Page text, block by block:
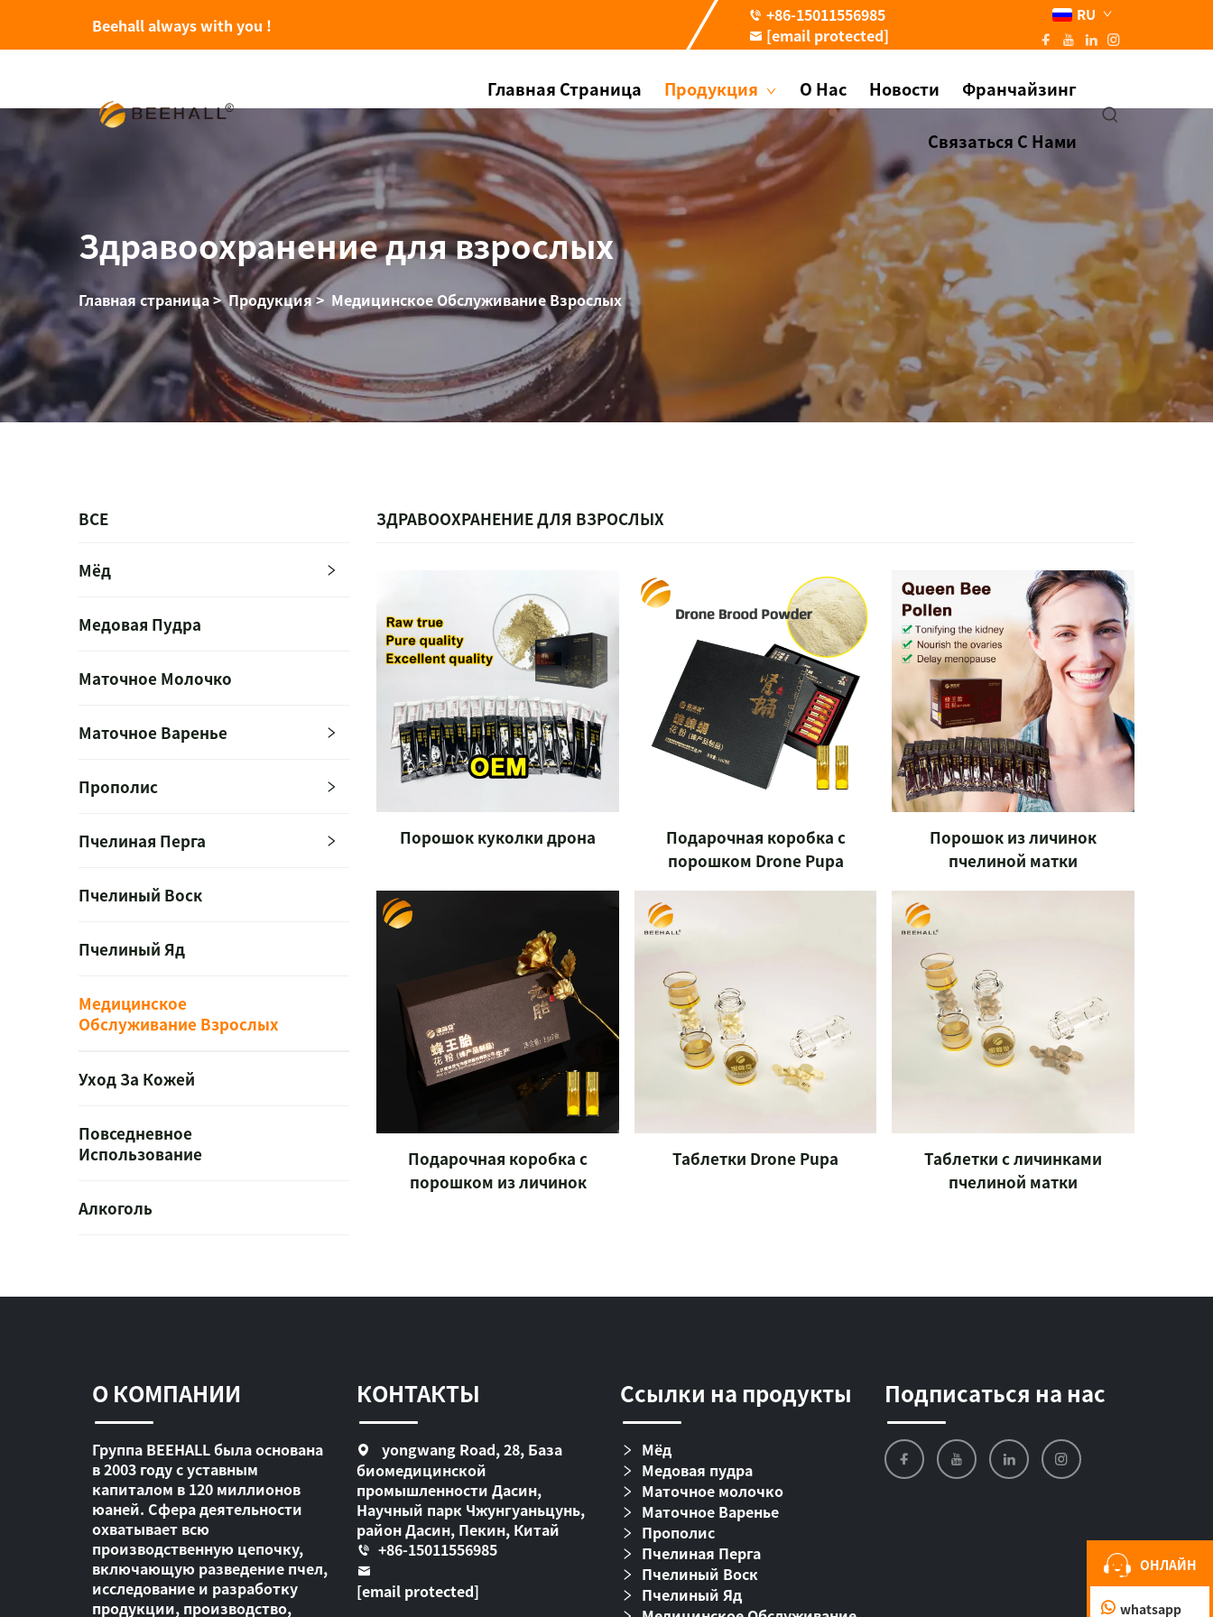
Beehall always with you !
+86-15011556985
[email protected]
RU
Главная Страница Продукция О Нас Новости Франчайзинг
Связаться С Нами
Здравоохранение для взрослых
Главная страница>Продукция> Медицинское Обслуживание Взрослых
ВСЕ
Мёд
Медовая Пудра
Маточное Молочко
Маточное Варенье
Прополис
Пчелиная Перга
Пчелиный Воск
Пчелиный Яд
Медицинское
Обслуживание Взрослых
Уход За Кожей
Повседневное
Использование
Алкоголь
ЗДРАВООХРАНЕНИЕ ДЛЯ ВЗРОСЛЫХ
Порошок куколки дрона
Подарочная коробка с
порошком Drone Pupa
Порошок из личинок
пчелиной матки
Подарочная коробка с
порошком из личинок
Таблетки Drone Pupa
Таблетки с личинками
пчелиной матки
ОНЛАЙН
whatsapp
О КОМПАНИИ
Группа BEEHALL была основана
в 2003 году с уставным
капиталом в 120 миллионов
юаней. Сфера деятельности
охватывает всю
производственную цепочку,
включающую разведение пчел,
исследование и разработку
продукции, производство,
КОНТАКТЫ
yongwang Road, 28, База
биомедицинской
промышленности Дасин,
Научный парк Чжунгуаньцунь,
район Дасин, Пекин, Китай
+86-15011556985
[email protected]
Ссылки на продукты
Мёд
Медовая пудра
Маточное молочко
Маточное Варенье
Прополис
Пчелиная Перга
Пчелиный Воск
Пчелиный Яд
Подписаться на нас